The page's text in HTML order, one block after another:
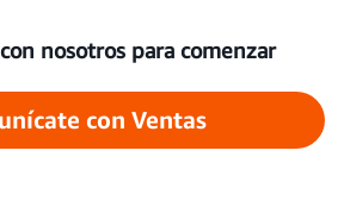
nosotros para comenzar
con Ventas